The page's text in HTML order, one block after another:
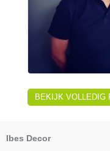
BEKIJK VOLLEDIG
Ibes Decor